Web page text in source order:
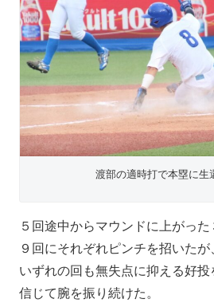
渡部の適時打で本塁に生
５回途中からマウンドに上がっ
９回にそれぞれピンチを招いた
いずれの回も無失点に抑える好
信じて腕を振り続けた。